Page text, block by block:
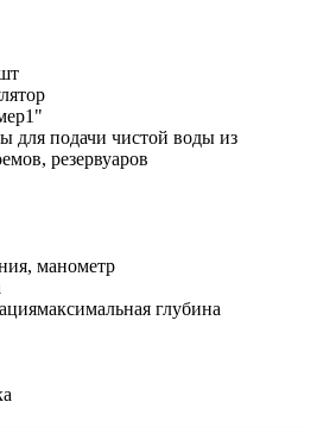
1"
для подачи чистой воды из
резервуаров
манометр
максимальная глубина